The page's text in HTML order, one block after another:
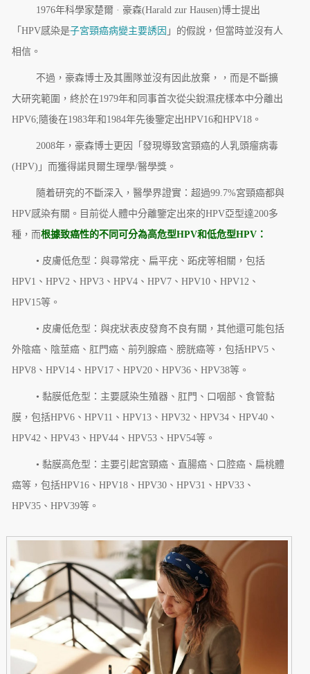
1976年科學家楚爾 · 豪森(Harald zur Hausen)博士提出
「HPV感染是子宮頸癌病變主要誘因 」的假說，但當時並沒有人
相信。
不過，豪森博士及其團隊並沒有因此放棄，，而是不斷擴
大研究範圍，終於在1979年和同事首次從尖銳濕疣樣本中分離出
HPV6;隨後在1983年和1984年先後鑒定出HPV16和HPV18。
2008年，豪森博士更因「發現導致宮頸癌的人乳頭瘤病毒
(HPV)」而獲得諾貝爾生理學/醫學獎。
隨着研究的不斷深入，醫學界證實：超過99.7%宮頸癌都與
HPV感染有關。目前從人體中分離鑒定出來的HPV亞型達200多
種，而根據致癌性的不同可分為高危型HPV和低危型HPV：
• 皮膚低危型：與尋常疣、扁平疣、跖疣等相關，包括
HPV1、HPV2、HPV3、HPV4、HPV7、HPV10、HPV12、
HPV15等。
• 皮膚低危型：與疣狀表皮發育不良有關，其他還可能包括
外陰癌、陰莖癌、肛門癌、前列腺癌、膀胱癌等，包括HPV5、
HPV8、HPV14、HPV17、HPV20、HPV36、HPV38等。
• 黏膜低危型：主要感染生殖器、肛門、口咽部、食管黏
膜，包括HPV6、HPV11、HPV13、HPV32、HPV34、HPV40、
HPV42、HPV43、HPV44、HPV53、HPV54等。
• 黏膜高危型：主要引起宮頸癌、直腸癌、口腔癌、扁桃體
癌等，包括HPV16、HPV18、HPV30、HPV31、HPV33、
HPV35、HPV39等。